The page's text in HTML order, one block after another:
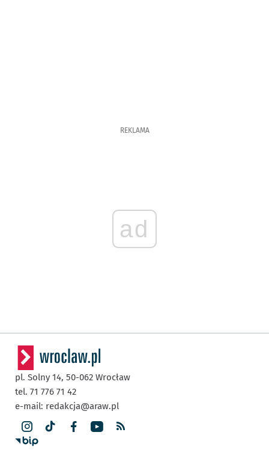
REKLAMA
ad
pl. Solny 14, 50-062 Wrocław
tel. 71 776 71 42
e-mail: redakcja@araw.pl